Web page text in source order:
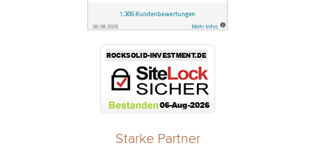
Starke Partner